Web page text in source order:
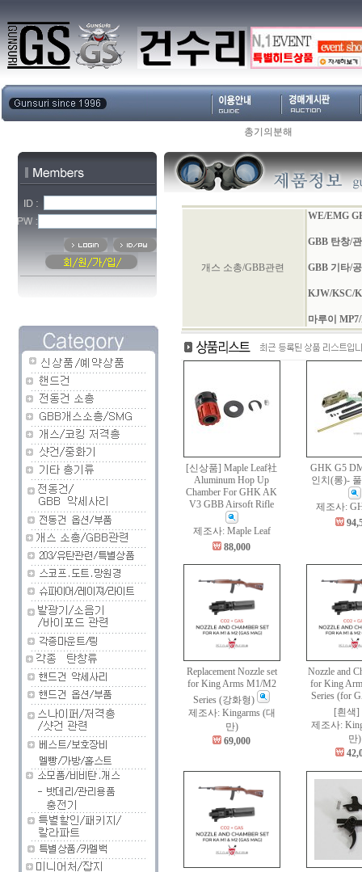
총기의분해
개스 소총/GBB관련
WE/EMG
GBB 탄창/
GBB 기타/
KJW/KSC/
마루이
[신상품] Maple Leaf社
Aluminum Hop Up
Chamber For GHK AK
V3 GBB Airsoft Rifle
제조사: Maple Leaf
88,000
GHK G5
인치(롱)-
제조사:
Replacement Nozzle set
for King Arms M1/M2
Series (강화형)
제조사: Kingarms (대
만)
69,000
Nozzle and
for King
Series (for
[흰색]
제조사:
만)